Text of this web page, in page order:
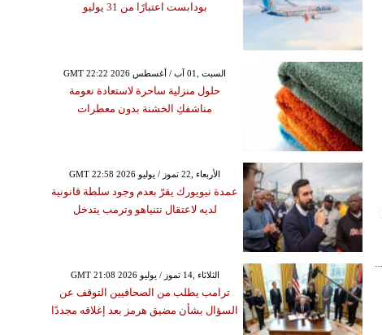
بودابست اعتبارًا من 31 يوليو
GMT 22:22 2026 السبت ,01 آب / أغسطس
حلول منزلية ساحرة لاستعادة نعومة
مناشفكِ الخشنة بدون معطرات
GMT 22:58 2026 الأربعاء ,22 تموز / يوليو
عمدة نيويورك يقرّ بعدم وجود سلطة قانونية
لديه لاعتقال نتنياهو وترمب يتدخل
GMT 21:08 2026 الثلاثاء ,14 تموز / يوليو
ترامب يطلب من الصحافيين التوقف عن
السؤال بشأن مضيق هرمز بعد إغلاقه مجددًا